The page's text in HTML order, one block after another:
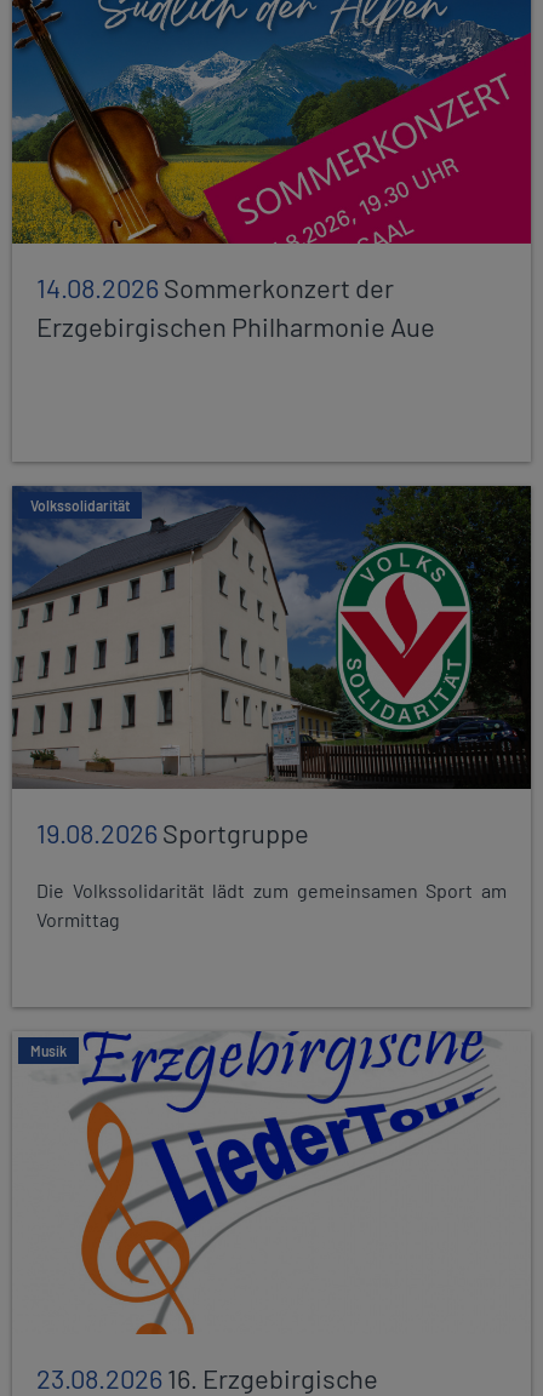
14.08.2026Sommerkonzert der
Erzgebirgischen Philharmonie Aue
Volkssolidarität
19.08.2026Sportgruppe
Die Volkssolidarität lädt zum gemeinsamen Sport am
Vormittag
Musik
23.08.202616. Erzgebirgische